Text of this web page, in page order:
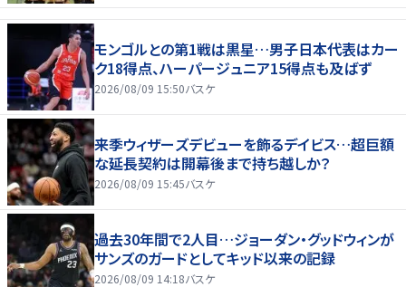
モンゴルとの第1戦は黒星…男子日本代表はカー
ク18得点、ハーパージュニア15得点も及ばず
2026/08/09 15:50バスケ
来季ウィザーズデビューを飾るデイビス…超巨額
な延長契約は開幕後まで持ち越しか？
2026/08/09 15:45バスケ
過去30年間で2人目…ジョーダン・グッドウィンが
サンズのガードとしてキッド以来の記録
2026/08/09 14:18バスケ